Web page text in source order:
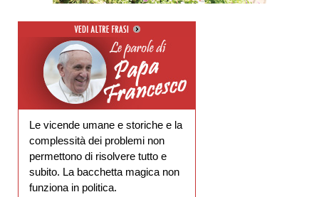
Le vicende umane e storiche e la
complessità dei problemi non
permettono di risolvere tutto e
subito. La bacchetta magica non
funziona in politica.